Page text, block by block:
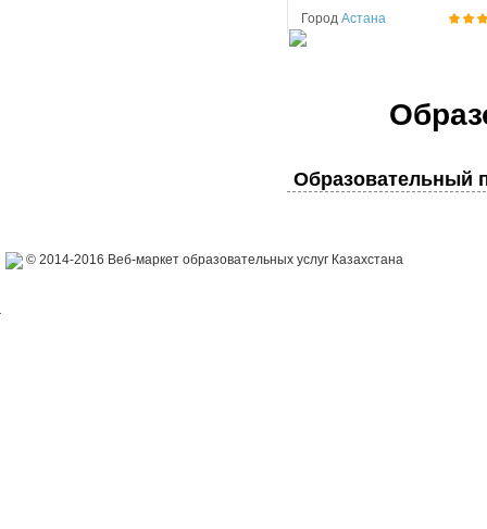
Город Астана
Образовательный
© 2014-2016 Веб-маркет образовательных услуг Казахстана